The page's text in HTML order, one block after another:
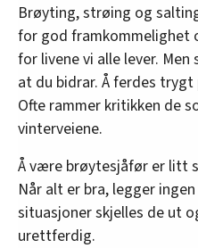
Brøyting, strøing og
for god framkommelighet
for livene vi alle lever.
at du bidrar. Å ferdes
Ofte rammer kritikken de
vinterveiene.
Å være brøytesjåfør er litt
Når alt er bra, legger
situasjoner skjelles de ut
urettferdig.